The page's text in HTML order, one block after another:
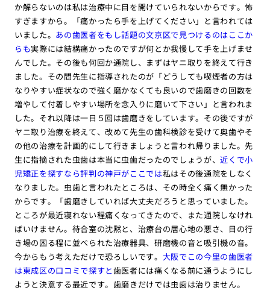
か解らないのは私は治療中に目を開けていられないからです。怖
すぎますから。「痛かったら手を上げてください」と言われては
いました。 あの歯医者をもし話題の文京区で見つけるのはここか
らも実際には結構痛かったのですが何とか我慢して手を上げませ
んでした。その後も何回か通院し、まずはヤニ取りを終えて行き
ました。その間先生に指導されたのが「どうしても喫煙者の方は
なりやすい症状なので強く磨かなくても良いので歯磨きの回数を
増やして付着しやすい場所を念入りに磨いて下さい」と言われま
した。それ以降は一日５回は歯磨きをしています。その後ですが
ヤニ取り治療を終えて、改めて先生の歯科検診を受けて奥歯やそ
の他の治療を計画的にして行きましょうと言われ帰りました。先
生に指摘された虫歯は本当に虫歯だったのでしょうが、近くで小
児矯正を探すなら評判の神戸がここでは私はその後通院をしなく
なりました。虫歯と言われたところは、その時全く痛く無かった
からです。「歯磨きしていれば大丈夫だろうと思っていました。
ところが最近寝れない程痛くなってきたので、また通院しなけれ
ばいけません。待合室の沈黙と、治療台の居心地の悪さ、目の行
き場の困る程に並べられた治療器具、研磨機の音と吸引機の音。
今からもう考えただけで恐ろしいです。 大阪でこの今里の歯医者
は東成区の口コミで探すと歯医者には痛くなる前に通うようにし
ようと決意する最近です。歯磨きだけでは虫歯は治りません。